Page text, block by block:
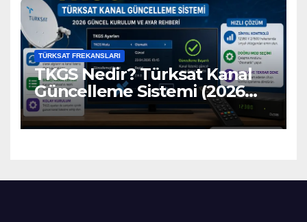
TÜRKSAT FREKANSLARI
TKGS Nedir? Türksat Kanal
Güncelleme Sistemi (2026
Ayarları)